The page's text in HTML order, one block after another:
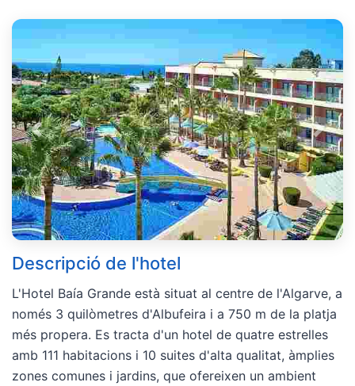
Descripció de l'hotel
L'Hotel Baía Grande està situat al centre de l'Algarve, a
només 3 quilòmetres d'Albufeira i a 750 m de la platja
més propera. Es tracta d'un hotel de quatre estrelles
amb 111 habitacions i 10 suites d'alta qualitat, àmplies
zones comunes i jardins, que ofereixen un ambient